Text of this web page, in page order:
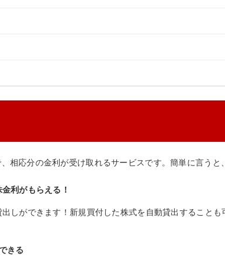
相応分の金利が受け取れるサービスです。簡単に言う
利がもらえる！
しができます！新規買付した株式を自動貸出することも
きる